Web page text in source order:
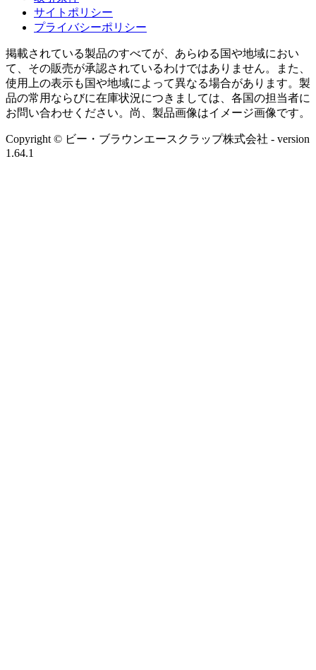
サイトポリシー
プライバシーポリシー
掲載されている製品のすべてが、あらゆる国や地域におい
て、その販売が承認されているわけではありません。また、
使用上の表示も国や地域によって異なる場合があります。製
品の常用ならびに在庫状況につきましては、各国の担当者に
お問い合わせください。尚、製品画像はイメージ画像です。
Copyright © ビー・ブラウンエースクラップ株式会社 - version
1.64.1